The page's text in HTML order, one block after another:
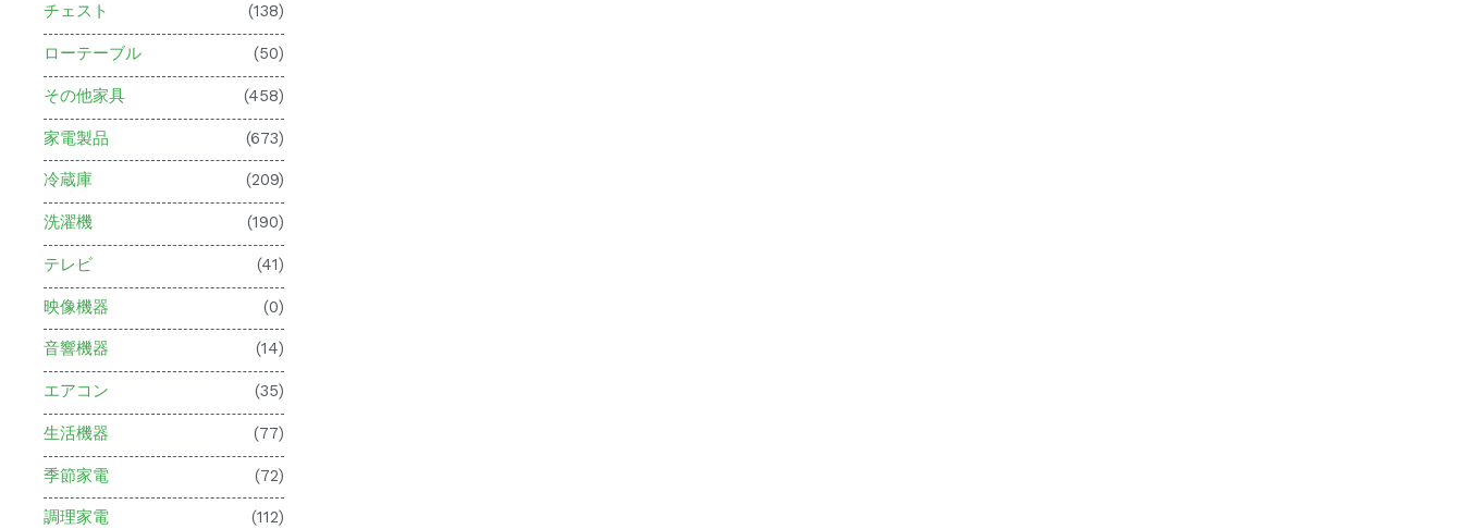
チェスト (138)
ローテーブル (50)
その他家具 (458)
家電製品 (673)
冷蔵庫 (209)
洗濯機 (190)
テレビ (41)
映像機器 (0)
音響機器 (14)
エアコン (35)
生活機器 (77)
季節家電 (72)
調理家電 (112)